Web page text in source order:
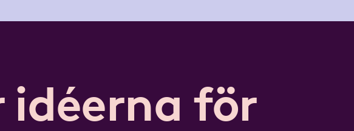
idéerna för